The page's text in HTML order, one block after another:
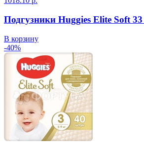
Подгузники Huggies Elite Soft
В корзину
-40%